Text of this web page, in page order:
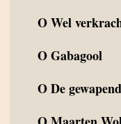
OWel
OGabagool
ODe